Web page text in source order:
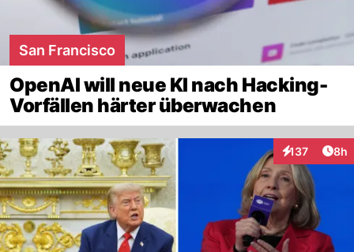
San Francisco
OpenAI will neue KI nach Hacking-
Vorfällen härter überwachen
137
Interaktionen
8h